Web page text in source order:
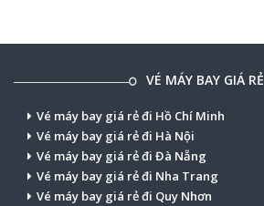
VÉ MÁY BAY GIÁ RẺ
Vé máy bay giá rẻ đi Hồ Chí Minh
Vé máy bay giá rẻ đi Hà Nội
Vé máy bay giá rẻ đi Đà Nẵng
Vé máy bay giá rẻ đi Nha Trang
Vé máy bay giá rẻ đi Quy Nhơn